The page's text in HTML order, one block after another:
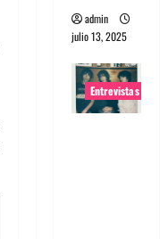
admin
julio 13, 2025
Entrevistas